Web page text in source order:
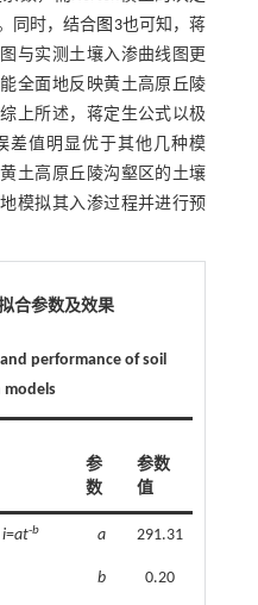
同时，结合图3也可知，蒋
与实测土壤入渗曲线图更
全面地反映黄土高原丘陵
上所述，蒋定生公式以极
差值明显优于其他几种模
土高原丘陵沟壑区的土壤
模拟其入渗过程并进行预
合参数及效果
performance of soil
参
数
参数
值
i=at-b a 291.31
b 0.20